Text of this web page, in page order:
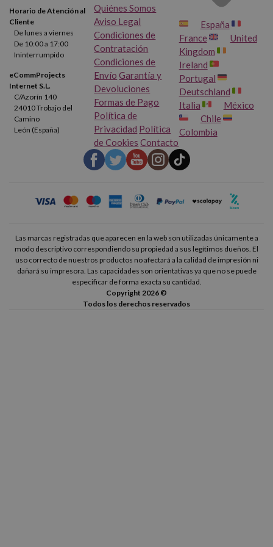
quieres hacerte con un corrector líquido de calidad, confía en
esta marca, es una de las mejores opciones del mercado.
Para colegios, institutos y oficinas, los correctores líquidos son
imprescindibles en cualquier ámbito.
Horario de Atención al
Cliente
De lunes a viernes
De 10:00 a 17:00
Ininterrumpido
eCommProjects
Internet S.L.
C/Azorín 140
24010 Trobajo del
Camino
León (España)
Quiénes Somos
Aviso Legal
Condiciones de
Contratación
Condiciones de
Envío Garantía y
Devoluciones
Formas de Pago
Política de
Privacidad Política
de Cookies Contacto
España
France
United
Kingdom
Ireland
Portugal
Deutschland
Italia
México
Chile
Colombia
Las marcas registradas que aparecen en la web son utilizadas únicamente a
modo descriptivo correspondiendo su propiedad a sus legítimos dueños. El
uso correcto de nuestros productos no afectará a la calidad de impresión ni
dañará su impresora. Las capacidades son orientativas ya que no se puede
especificar de forma exacta su cantidad.
Copyright 2026 ©
Todos los derechos reservados